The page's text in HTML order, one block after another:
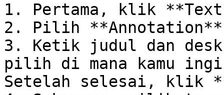
1. Pertama, klik
2. Pilih
3. Ketik judul dan
pilih di mana kamu
Setelah selesai, klik